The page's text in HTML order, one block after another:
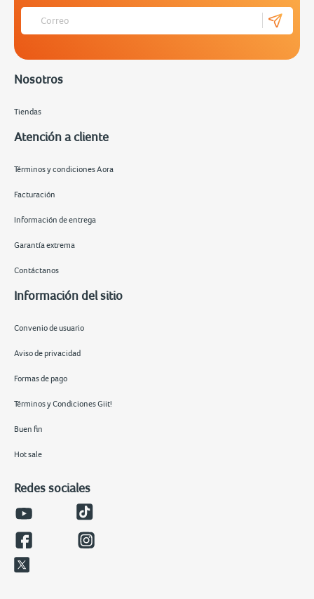
Nosotros
Tiendas
Atención a cliente
Términos y condiciones Aora
Facturación
Información de entrega
Garantía extrema
Contáctanos
Información del sitio
Convenio de usuario
Aviso de privacidad
Formas de pago
Términos y Condiciones Giit!
Buen fin
Hot sale
Redes sociales